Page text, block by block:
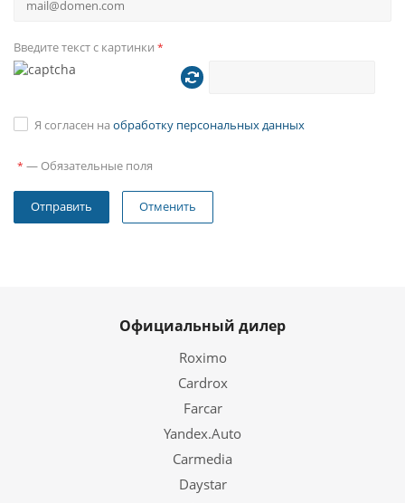
Головное устройство полностью на русском языке. Так
же имеется более десятка других языков.
Введите текст с картинки *
Я согласен на обработку персональных данных
* — Обязательные поля
Отменить
Официальный дилер
Roximo
Cardrox
Farcar
Yandex.Auto
Carmedia
Daystar